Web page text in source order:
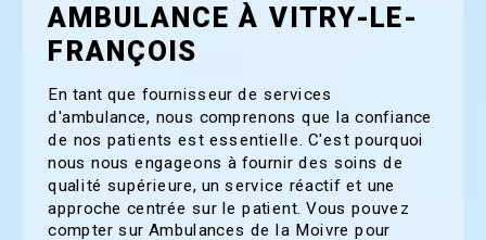
AMBULANCE À VITRY-LE-
FRANÇOIS
En tant que fournisseur de services
d'ambulance, nous comprenons que la confiance
de nos patients est essentielle. C'est pourquoi
nous nous engageons à fournir des soins de
qualité supérieure, un service réactif et une
approche centrée sur le patient. Vous pouvez
compter sur Ambulances de la Moivre pour